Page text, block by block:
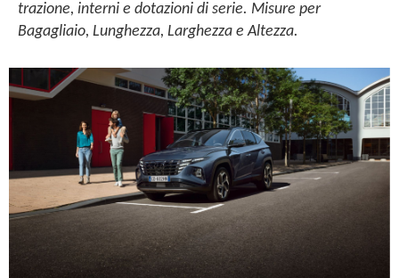
trazione, interni e dotazioni di serie. Misure per
Bagagliaio, Lunghezza, Larghezza e Altezza.